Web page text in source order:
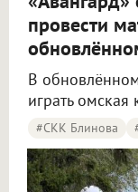
провести
В
играть
#СКК Блинова